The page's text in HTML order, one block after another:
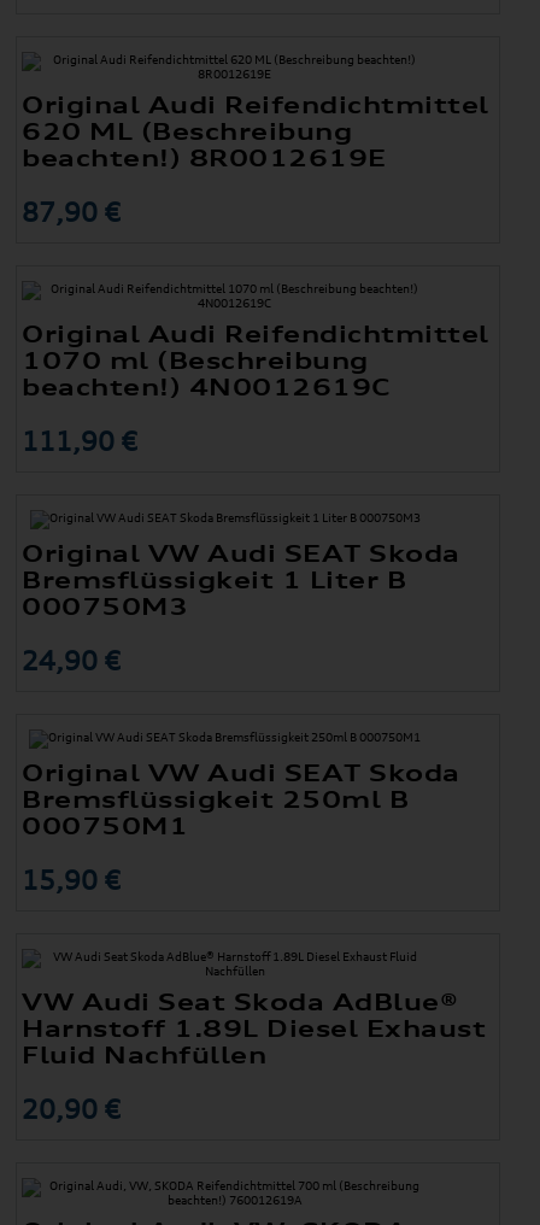
Original Audi Reifendichtmittel
620 ML (Beschreibung
beachten!) 8R0012619E
87,90 €
Original Audi Reifendichtmittel
1070 ml (Beschreibung
beachten!) 4N0012619C
111,90 €
Original VW Audi SEAT Skoda
Bremsflüssigkeit 1 Liter B
000750M3
24,90 €
Original VW Audi SEAT Skoda
Bremsflüssigkeit 250ml B
000750M1
15,90 €
VW Audi Seat Skoda AdBlue®
Harnstoff 1.89L Diesel Exhaust
Fluid Nachfüllen
20,90 €